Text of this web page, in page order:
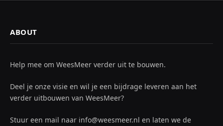
ABOUT
Help mee om WeesMeer verder uit te bouwen.
Deel je onze visie en wil je een bijdrage leveren aan het
verder uitbouwen van WeesMeer?
Stuur een mail naar info@weesmeer.nl en laten we de